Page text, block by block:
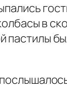
в
пастилы